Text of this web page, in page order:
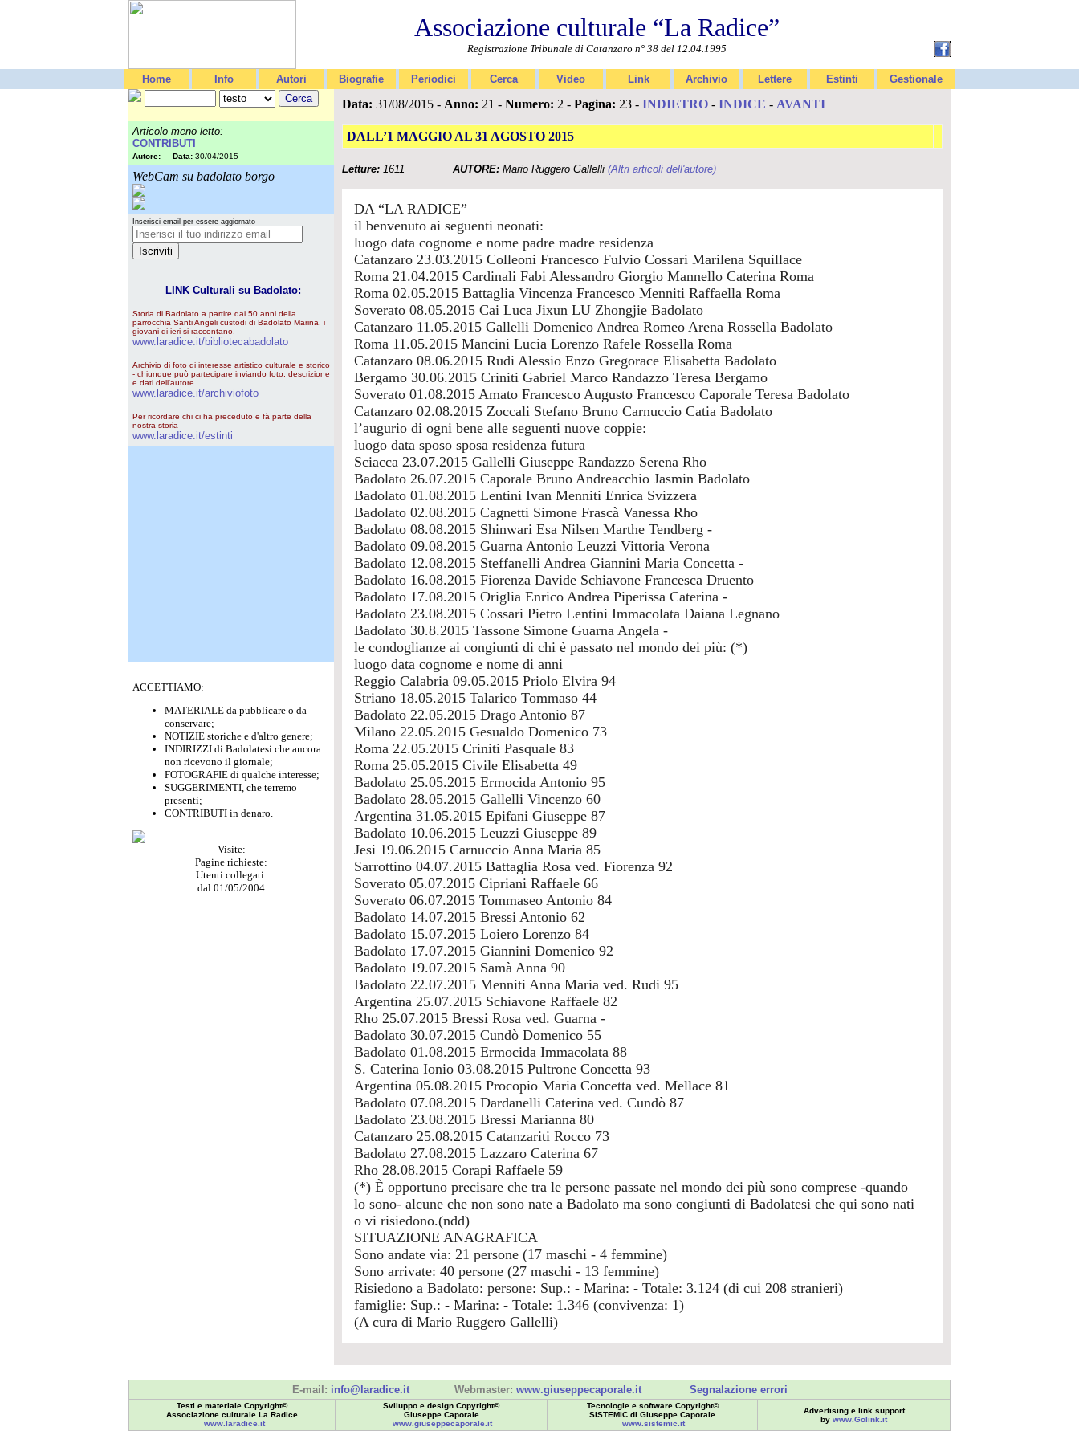
Associazione culturale “La Radice”
Registrazione Tribunale di Catanzaro n° 38 del 12.04.1995
Home Info Autori Biografie Periodici Cerca Video Link Archivio Lettere Estinti Gestionale
Articolo meno letto:
CONTRIBUTI
Autore: Data: 30/04/2015
WebCam su badolato borgo
Inserisci email per essere aggiornato
LINK Culturali su Badolato:
Storia di Badolato a partire dai 50 anni della
parrocchia Santi Angeli custodi di Badolato Marina, i
giovani di ieri si raccontano.
www.laradice.it/bibliotecabadolato
Archivio di foto di interesse artistico culturale e storico
- chiunque può partecipare inviando foto, descrizione
e dati dell'autore
www.laradice.it/archiviofoto
Per ricordare chi ci ha preceduto e fà parte della
nostra storia
www.laradice.it/estinti
ACCETTIAMO:
MATERIALE da pubblicare o da
conservare;
NOTIZIE storiche e d'altro genere;
INDIRIZZI di Badolatesi che ancora
non ricevono il giornale;
FOTOGRAFIE di qualche interesse;
SUGGERIMENTI, che terremo
presenti;
CONTRIBUTI in denaro.
Visite:
Pagine richieste:
Utenti collegati:
dal 01/05/2004
Data: 31/08/2015 - Anno: 21 - Numero: 2 - Pagina: 23 - INDIETRO - INDICE - AVANTI
DALL’1 MAGGIO AL 31 AGOSTO 2015
Letture: 1611 AUTORE: Mario Ruggero Gallelli (Altri articoli dell'autore)
DA “LA RADICE”
il benvenuto ai seguenti neonati:
luogo data cognome e nome padre madre residenza
Catanzaro 23.03.2015 Colleoni Francesco Fulvio Cossari Marilena Squillace
Roma 21.04.2015 Cardinali Fabi Alessandro Giorgio Mannello Caterina Roma
Roma 02.05.2015 Battaglia Vincenza Francesco Menniti Raffaella Roma
Soverato 08.05.2015 Cai Luca Jixun LU Zhongjie Badolato
Catanzaro 11.05.2015 Gallelli Domenico Andrea Romeo Arena Rossella Badolato
Roma 11.05.2015 Mancini Lucia Lorenzo Rafele Rossella Roma
Catanzaro 08.06.2015 Rudi Alessio Enzo Gregorace Elisabetta Badolato
Bergamo 30.06.2015 Criniti Gabriel Marco Randazzo Teresa Bergamo
Soverato 01.08.2015 Amato Francesco Augusto Francesco Caporale Teresa Badolato
Catanzaro 02.08.2015 Zoccali Stefano Bruno Carnuccio Catia Badolato
l’augurio di ogni bene alle seguenti nuove coppie:
luogo data sposo sposa residenza futura
Sciacca 23.07.2015 Gallelli Giuseppe Randazzo Serena Rho
Badolato 26.07.2015 Caporale Bruno Andreacchio Jasmin Badolato
Badolato 01.08.2015 Lentini Ivan Menniti Enrica Svizzera
Badolato 02.08.2015 Cagnetti Simone Frascà Vanessa Rho
Badolato 08.08.2015 Shinwari Esa Nilsen Marthe Tendberg -
Badolato 09.08.2015 Guarna Antonio Leuzzi Vittoria Verona
Badolato 12.08.2015 Steffanelli Andrea Giannini Maria Concetta -
Badolato 16.08.2015 Fiorenza Davide Schiavone Francesca Druento
Badolato 17.08.2015 Origlia Enrico Andrea Piperissa Caterina -
Badolato 23.08.2015 Cossari Pietro Lentini Immacolata Daiana Legnano
Badolato 30.8.2015 Tassone Simone Guarna Angela -
le condoglianze ai congiunti di chi è passato nel mondo dei più: (*)
luogo data cognome e nome di anni
Reggio Calabria 09.05.2015 Priolo Elvira 94
Striano 18.05.2015 Talarico Tommaso 44
Badolato 22.05.2015 Drago Antonio 87
Milano 22.05.2015 Gesualdo Domenico 73
Roma 22.05.2015 Criniti Pasquale 83
Roma 25.05.2015 Civile Elisabetta 49
Badolato 25.05.2015 Ermocida Antonio 95
Badolato 28.05.2015 Gallelli Vincenzo 60
Argentina 31.05.2015 Epifani Giuseppe 87
Badolato 10.06.2015 Leuzzi Giuseppe 89
Jesi 19.06.2015 Carnuccio Anna Maria 85
Sarrottino 04.07.2015 Battaglia Rosa ved. Fiorenza 92
Soverato 05.07.2015 Cipriani Raffaele 66
Soverato 06.07.2015 Tommaseo Antonio 84
Badolato 14.07.2015 Bressi Antonio 62
Badolato 15.07.2015 Loiero Lorenzo 84
Badolato 17.07.2015 Giannini Domenico 92
Badolato 19.07.2015 Samà Anna 90
Badolato 22.07.2015 Menniti Anna Maria ved. Rudi 95
Argentina 25.07.2015 Schiavone Raffaele 82
Rho 25.07.2015 Bressi Rosa ved. Guarna -
Badolato 30.07.2015 Cundò Domenico 55
Badolato 01.08.2015 Ermocida Immacolata 88
S. Caterina Ionio 03.08.2015 Pultrone Concetta 93
Argentina 05.08.2015 Procopio Maria Concetta ved. Mellace 81
Badolato 07.08.2015 Dardanelli Caterina ved. Cundò 87
Badolato 23.08.2015 Bressi Marianna 80
Catanzaro 25.08.2015 Catanzariti Rocco 73
Badolato 27.08.2015 Lazzaro Caterina 67
Rho 28.08.2015 Corapi Raffaele 59
(*) È opportuno precisare che tra le persone passate nel mondo dei più sono comprese -quando
lo sono- alcune che non sono nate a Badolato ma sono congiunti di Badolatesi che qui sono nati
o vi risiedono.(ndd)
SITUAZIONE ANAGRAFICA
Sono andate via: 21 persone (17 maschi - 4 femmine)
Sono arrivate: 40 persone (27 maschi - 13 femmine)
Risiedono a Badolato: persone: Sup.: - Marina: - Totale: 3.124 (di cui 208 stranieri)
famiglie: Sup.: - Marina: - Totale: 1.346 (convivenza: 1)
(A cura di Mario Ruggero Gallelli)
E-mail: info@laradice.it Webmaster: www.giuseppecaporale.it Segnalazione errori
Testi e materiale Copyright©
Associazione culturale La Radice
www.laradice.it
Sviluppo e design Copyright©
Giuseppe Caporale
www.giuseppecaporale.it
Tecnologie e software Copyright©
SISTEMIC di Giuseppe Caporale
www.sistemic.it
Advertising e link support
by www.Golink.it